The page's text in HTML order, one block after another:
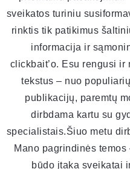
sveikatos turiniu
rinktis tik patikimus
informacija ir
clickbait’o. Esu rengusi
tekstus – nuo
publikacijų, paremtų
dirbdama kartu su
specialistais.Šiuo metu
Mano pagrindinės
būdo įtaka sveikatai